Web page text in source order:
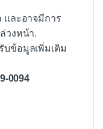
และอาจมีการ
วงหน้า.
บข้อมูลเพิ่มเติม
0094